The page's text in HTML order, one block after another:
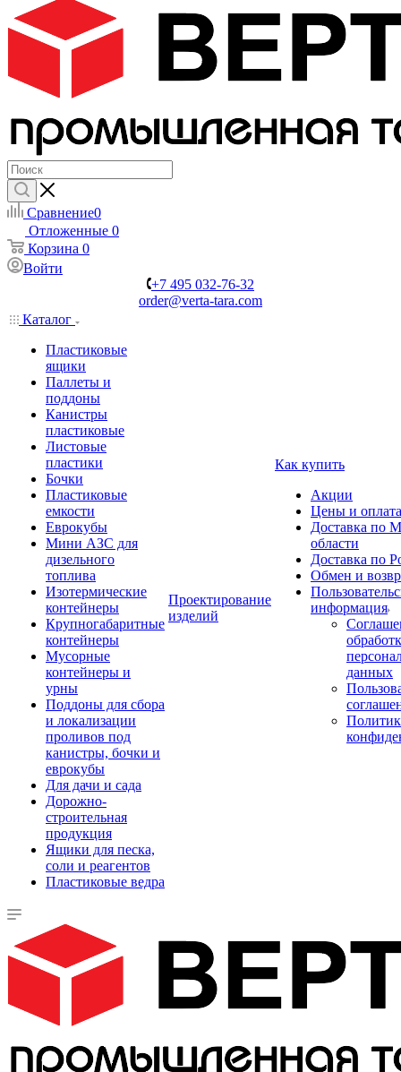
Сравнение0
Отложенные 0
Корзина 0
Войти
+7 495 032-76-32
order@verta-tara.com
Каталог
Пластиковые
ящики
Паллеты и
поддоны
Канистры
пластиковые
Листовые
пластики
Бочки
Пластиковые
емкости
Еврокубы
Мини АЗС для
дизельного
топлива
Изотермические
контейнеры
Крупногабаритные
контейнеры
Мусорные
контейнеры и
урны
Поддоны для сбора
и локализации
проливов под
канистры, бочки и
еврокубы
Для дачи и сада
Дорожно-
строительная
продукция
Ящики для песка,
соли и реагентов
Пластиковые ведра
Проектирование
изделий
Как купить
Акции
Цены и оплата
Доставка по
области
Доставка по
Обмен и
информация
данных